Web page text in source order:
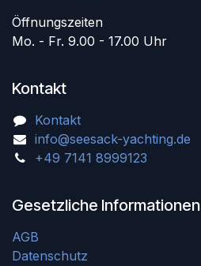
Öffnungszeiten
Mo. - Fr. 9.00 - 17.00 Uhr
Kontakt
Kontakt
info@seesack-yachting.de
+49 7141 8999123
Gesetzliche Informationen
AGB
Datenschutz